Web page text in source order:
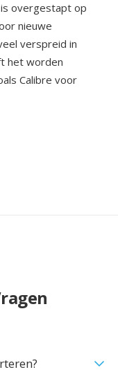
overgestapt op
nieuwe
verspreid in
het worden
Calibre voor